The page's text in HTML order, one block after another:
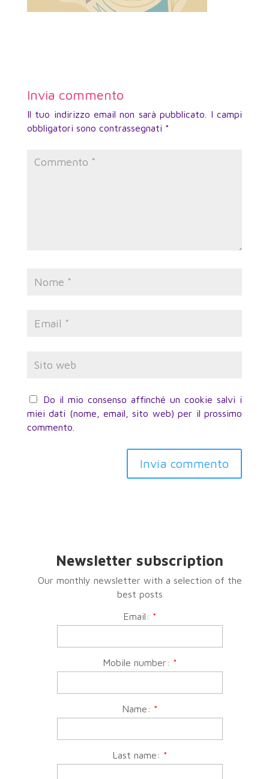
Invia commento
Il tuo indirizzo email non sarà pubblicato.
I campi
obbligatori sono contrassegnati *
Do il mio consenso affinché un cookie salvi i
miei dati (nome, email, sito web) per il prossimo
commento.
Newsletter subscription
Our monthly newsletter with a selection of the
best posts
Email: *
Mobile number: *
Name: *
Last name: *